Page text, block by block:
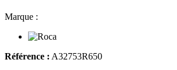
Marque :
Référence : A32753R650